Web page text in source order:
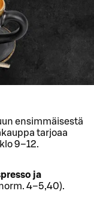
ensimmäisestä
tarjoaa
9–12.
ja
4–5,40).